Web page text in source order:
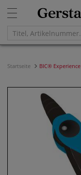
Startseite BIC®